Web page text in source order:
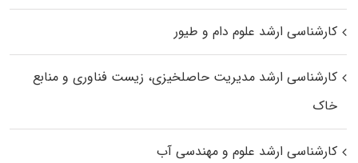
کارشناسی ارشد علوم دام و طیور
کارشناسی ارشد مدیریت حاصلخیزی، زیست فناوری و منابع
خاک
کارشناسی ارشد علوم و مهندسی آب